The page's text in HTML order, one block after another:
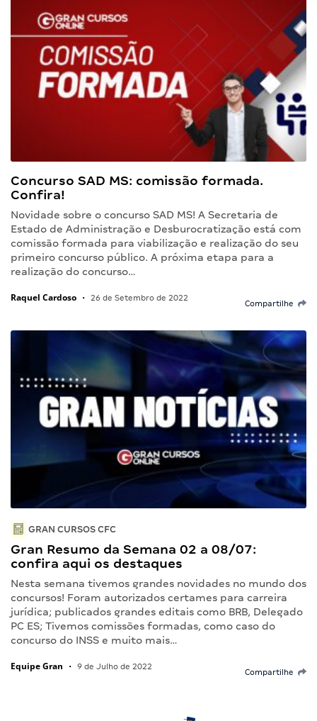
Concurso SAD MS: comissão formada.
Confira!
Novidade sobre o concurso SAD MS! A Secretaria de
Estado de Administração e Desburocratização está com
comissão formada para viabilização e realização do seu
primeiro concurso público. A próxima etapa para a
realização do concurso…
Raquel Cardoso • 26 de Setembro de 2022
Compartilhe
GRAN CURSOS CFC
Gran Resumo da Semana 02 a 08/07:
confira aqui os destaques
Nesta semana tivemos grandes novidades no mundo dos
concursos! Foram autorizados certames para carreira
jurídica; publicados grandes editais como BRB, Delegado
PC ES; Tivemos comissões formadas, como caso do
concurso do INSS e muito mais…
Equipe Gran • 9 de Julho de 2022
Compartilhe